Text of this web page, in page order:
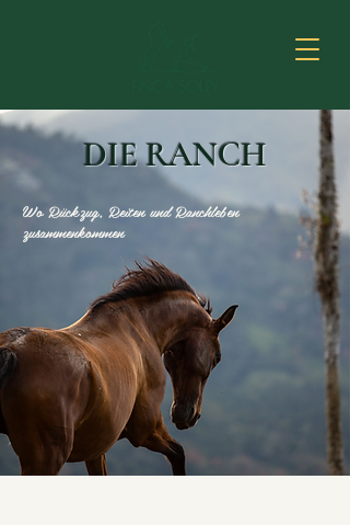
DIE RANCH
Wo Rückzug, Reiten und Ranchleben
zusammenkommen